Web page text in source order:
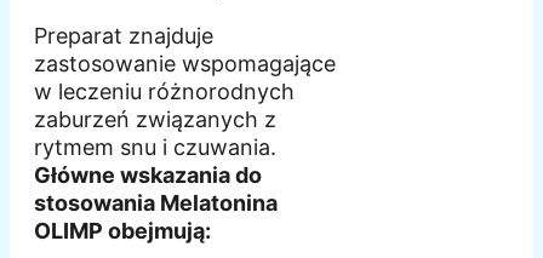
Preparat znajduje
zastosowanie wspomagające
w leczeniu różnorodnych
zaburzeń związanych z
rytmem snu i czuwania.
Główne wskazania do
stosowania Melatonina
OLIMP obejmują: